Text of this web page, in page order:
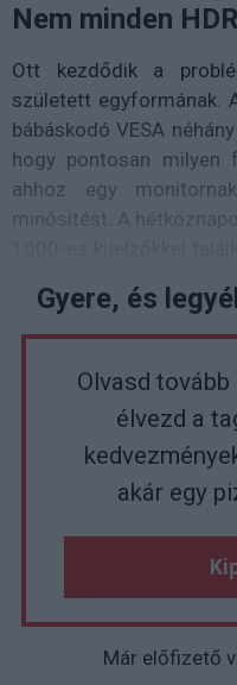
Nem minden
Ott kezdődik a
született egyformának.
bábáskodó VESA
hogy pontosan milyen
ahhoz egy
Gyere, és
Olvasd
élvezd a
akár egy
Már előfizető